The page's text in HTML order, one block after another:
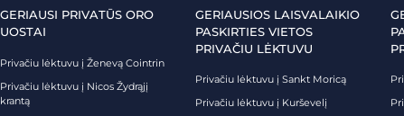
GERIAUSI PRIVATŪS ORO
UOSTAI
Privačiu lėktuvu į Ženevą Cointrin
Privačiu lėktuvu į Nicos Žydrąjį
krantą
GERIAUSIOS LAISVALAIKIO
PASKIRTIES VIETOS
PRIVAČIU LĖKTUVU
Privačiu lėktuvu į Sankt Moricą
Privačiu lėktuvu į Kurševelį